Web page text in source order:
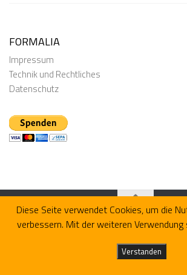
FORMALIA
Impressum
Technik und Rechtliches
Datenschutz
Präsentiert von - Entworfen mit dem
Diese Seite verwendet Cookies, um die
verbessern. Mit der weiteren
Verstanden